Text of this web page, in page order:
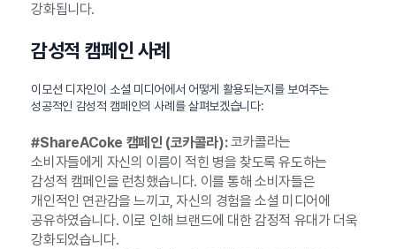
강화됩니다.
감성적 캠페인 사례
이모션 디자인이 소셜 미디어에서 어떻게 활용되는지를 보여주는
성공적인 감성적 캠페인의 사례를 살펴보겠습니다:
#ShareACoke 캠페인 (코카콜라):코카콜라는
소비자들에게 자신의 이름이 적힌 병을 찾도록 유도하는
감성적 캠페인을 런칭했습니다. 이를 통해 소비자들은
개인적인 연관감을 느끼고, 자신의 경험을 소셜 미디어에
공유하였습니다. 이로 인해 브랜드에 대한 감정적 유대가 더욱
강화되었습니다.